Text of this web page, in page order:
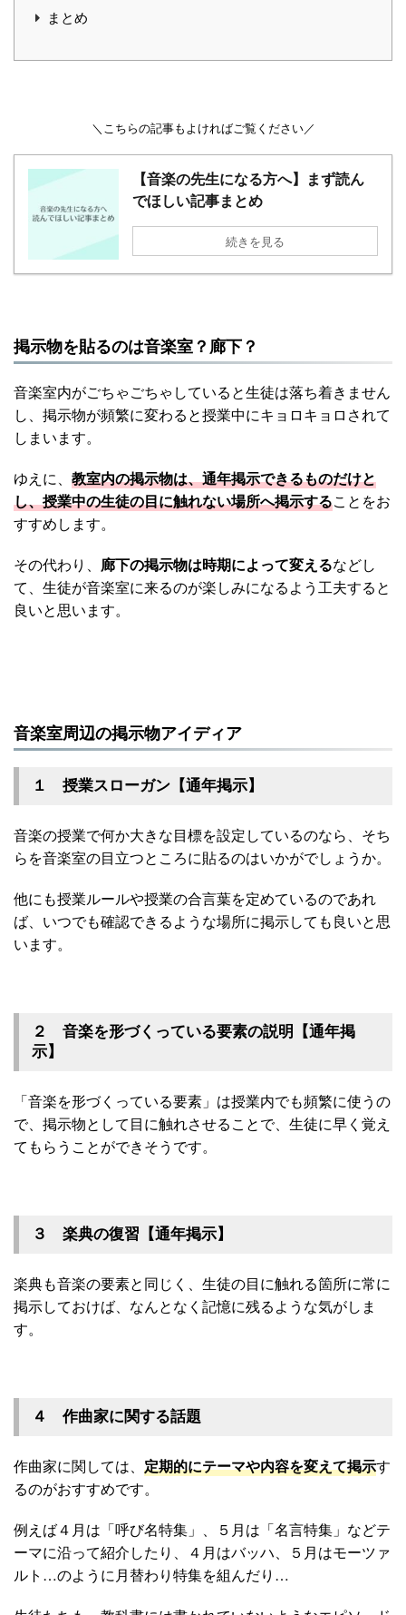
まとめ
＼こちらの記事もよければご覧ください／
【音楽の先生になる方へ】まず読ん
でほしい記事まとめ
続きを見る
掲示物を貼るのは音楽室？廊下？
音楽室内がごちゃごちゃしていると生徒は落ち着きません
し、掲示物が頻繁に変わると授業中にキョロキョロされて
しまいます。
ゆえに、 教室内の掲示物は、通年掲示できるものだけと
し、授業中の生徒の目に触れない場所へ掲示することをお
すすめします。
その代わり、 廊下の掲示物は時期によって変えるなどし
て、生徒が音楽室に来るのが楽しみになるよう工夫すると
良いと思います。
音楽室周辺の掲示物アイディア
１ 授業スローガン【通年掲示】
音楽の授業で何か大きな目標を設定しているのなら、そち
らを音楽室の目立つところに貼るのはいかがでしょうか。
他にも授業ルールや授業の合言葉を定めているのであれ
ば、いつでも確認できるような場所に掲示しても良いと思
います。
２ 音楽を形づくっている要素の説明【通年掲
示】
「音楽を形づくっている要素」は授業内でも頻繁に使うの
で、掲示物として目に触れさせることで、生徒に早く覚え
てもらうことができそうです。
３ 楽典の復習【通年掲示】
楽典も音楽の要素と同じく、生徒の目に触れる箇所に常に
掲示しておけば、なんとなく記憶に残るような気がしま
す。
４ 作曲家に関する話題
作曲家に関しては、 定期的にテーマや内容を変えて掲示す
るのがおすすめです。
例えば４月は「呼び名特集」、５月は「名言特集」などテ
ーマに沿って紹介したり、４月はバッハ、５月はモーツァ
ルト…のように月替わり特集を組んだり…